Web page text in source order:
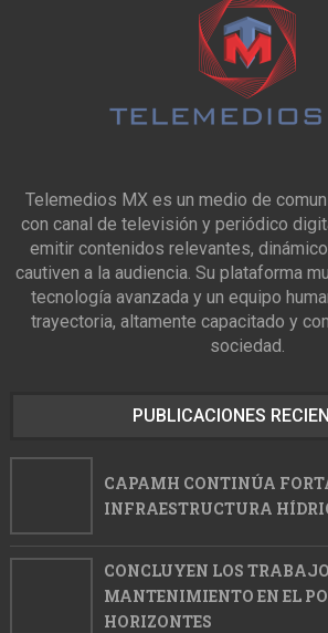
Telemedios MX es un medio de
con canal de televisión y periódico
emitir contenidos relevantes,
cautiven a la audiencia. Su plataforma
tecnología avanzada y un equipo
trayectoria, altamente capacitado y
sociedad.
PUBLICACIONES
CAPAMH CONTINÚA
INFRAESTRUCTURA
CONCLUYEN LOS
MANTENIMIENTO EN EL
HORIZONTES